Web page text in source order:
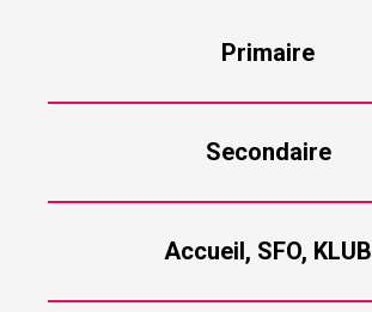
Primaire
Secondaire
Accueil, SFO, KLUB